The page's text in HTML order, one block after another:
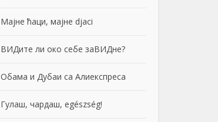
Мајне ћаци, мајне djaci
ВИДите ли око себе заВИДне?
Обама и Дубаи са Алиекспреса
Гулаш, чардаш, egészség!